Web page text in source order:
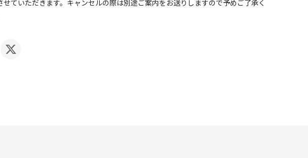
せていただきます。キャンセルの際は別途ご案内をお送りしますので予めご了承く